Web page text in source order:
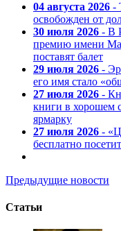
04 августа 2026 -
освобожден от
30 июля 2026 - В
премию имени
поставят балет
29 июля 2026 -
его имя стало
27 июля 2026 -
книги в хорошем
ярмарку
27 июля 2026 -
бесплатно
Предыдущие новости
Статьи